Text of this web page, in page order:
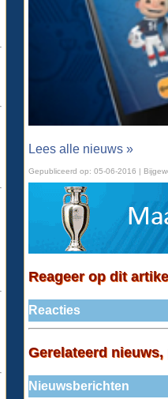
Lees alle nieuws »
Gepubliceerd op: 05-06-2016 |
Reageer op dit
Reacties
Gerelateerd
Nieuwsberichten